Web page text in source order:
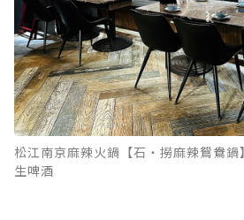
松江南京麻辣火鍋【石‧撈麻辣鴛鴦鍋
生啤酒